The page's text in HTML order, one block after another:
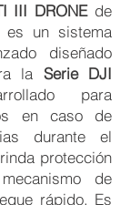
III DRONEde
es un sistema
diseñado
la Serie DJI
para
en caso de
durante el
protección
de
rápido. Es